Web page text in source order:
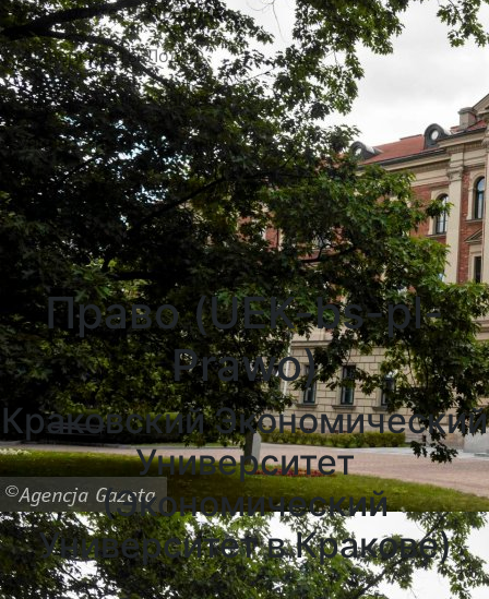
Университеты Люблина
Университеты Лодзи
Университеты Кракова
Университеты Познани
Университеты в Катовицах
Университеты в Гданску
Право (UEK-bs-pl-
Prawo)
Краковский Экономический
Университет
(Экономический
Университет в Кракове)